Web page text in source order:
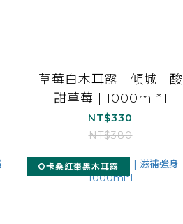
草莓白木耳露 | 傾城 | 酸
甜草莓 | 1000ml*1
NT$330
NT$380
O卡桑紅棗黑木耳露